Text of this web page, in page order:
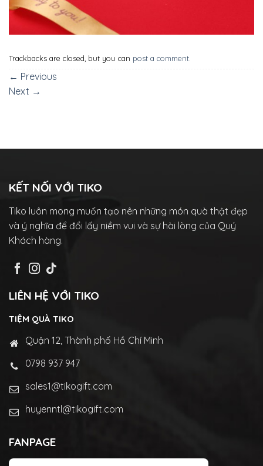
Trackbacks are closed, but you can post a comment.
← Previous
Next →
KẾT NỐI VỚI TIKO
Tiko luôn mong muốn tạo nên những món quà thật đẹp
và ý nghĩa để đổi lấy niềm vui và sự hài lòng của Quý
Khách hàng.
LIÊN HỆ VỚI TIKO
TIỆM QUÀ TIKO
Quận 12, Thành phố Hồ Chí Minh
0798 937 947
sales1@tikogift.com
huyenntl@tikogift.com
FANPAGE